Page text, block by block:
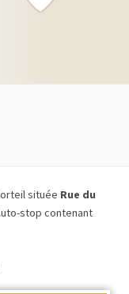
située Rue du
stop contenant